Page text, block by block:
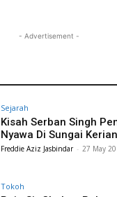
- Advertisement -
Sejarah
Kisah Serban Singh
Nyawa Di Sungai Kerian
Freddie Aziz Jasbindar - 27 May
Tokoh